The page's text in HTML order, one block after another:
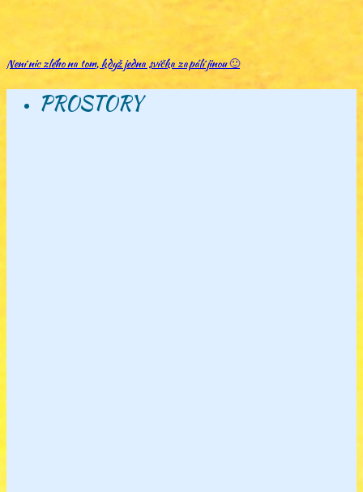
Není nic zlého na tom, když jedna svíčka zapálí jinou 🙂
PROSTORY